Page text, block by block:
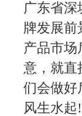
广东省深
牌发展前
产品市场
意，就直
们会做好
风生水起!